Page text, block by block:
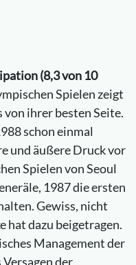
(8,3 von 10
Spielen zeigt
ihrer besten Seite.
schon einmal
und äußere Druck vor
Spielen von Seoul
1987 die ersten
Gewiss, nicht
hat dazu beigetragen.
Management der
der